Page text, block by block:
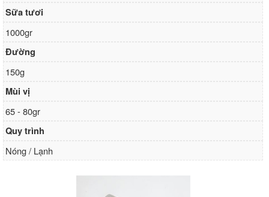
Sữa tươi
1000gr
Đường
150g
Mùi vị
65 - 80gr
Quy trình
Nóng / Lạnh